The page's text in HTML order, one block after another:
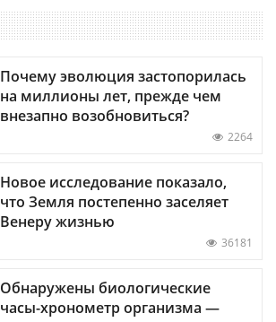
Почему эволюция застопорилась
на миллионы лет, прежде чем
внезапно возобновиться?
2264
Новое исследование показало,
что Земля постепенно заселяет
Венеру жизнью
36181
Обнаружены биологические
часы-хронометр организма —